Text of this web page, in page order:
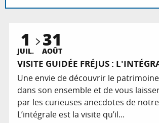
1
JUIL. 31
AOÛT
VISITE GUIDÉE FRÉJUS :
Une envie de découvrir le
dans son ensemble et de vous
par les curieuses anecdotes de
L’intégrale est la visite qu’il...